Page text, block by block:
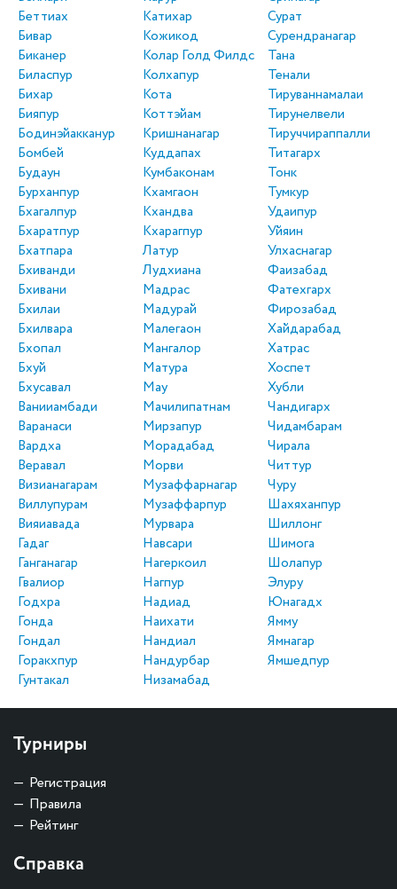
Беттиах
Бивар
Биканер
Биласпур
Бихар
Бияпур
Бодинэйакканур
Бомбей
Будаун
Бурханпур
Бхагалпур
Бхаратпур
Бхатпара
Бхиванди
Бхивани
Бхилаи
Бхилвара
Бхопал
Бхуй
Бхусавал
Ванииамбади
Варанаси
Вардха
Веравал
Визианагарам
Виллупурам
Вияиавада
Гадаг
Ганганагар
Гвалиор
Годхра
Гонда
Гондал
Горакхпур
Гунтакал
Катихар
Кожикод
Колар Голд Филдс
Колхапур
Кота
Коттэйам
Кришнанагар
Куддапах
Кумбаконам
Кхамгаон
Кхандва
Кхарагпур
Латур
Лудхиана
Мадрас
Мадурай
Малегаон
Мангалор
Матура
Мау
Мачилипатнам
Мирзапур
Морадабад
Морви
Музаффарнагар
Музаффарпур
Мурвара
Навсари
Нагеркоил
Нагпур
Надиад
Наихати
Нандиал
Нандурбар
Низамабад
Сурат
Сурендранагар
Тана
Тенали
Тируваннамалаи
Тирунелвели
Тируччираппалли
Титагарх
Тонк
Тумкур
Удаипур
Уйяин
Улхаснагар
Фаизабад
Фатехгарх
Фирозабад
Хайдарабад
Хатрас
Хоспет
Хубли
Чандигарх
Чидамбарам
Чирала
Читтур
Чуру
Шахяханпур
Шиллонг
Шимога
Шолапур
Элуру
Юнагадх
Ямму
Ямнагар
Ямшедпур
Турниры
Регистрация
Правила
Рейтинг
Справка